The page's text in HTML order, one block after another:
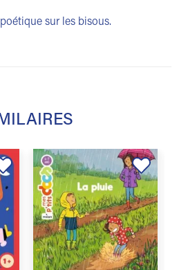
sur les bisous.
de
Ajouter
à la
liste de
souhaits